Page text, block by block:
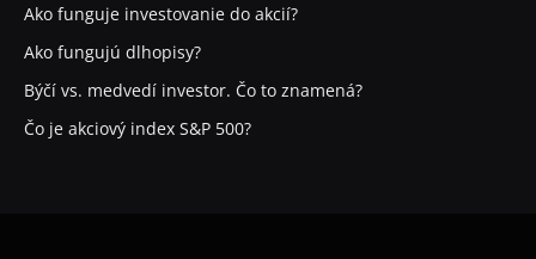
Ako funguje investovanie do akcií?
Ako fungujú dlhopisy?
Býčí vs. medvedí investor. Čo to znamená?
Čo je akciový index S&P 500?